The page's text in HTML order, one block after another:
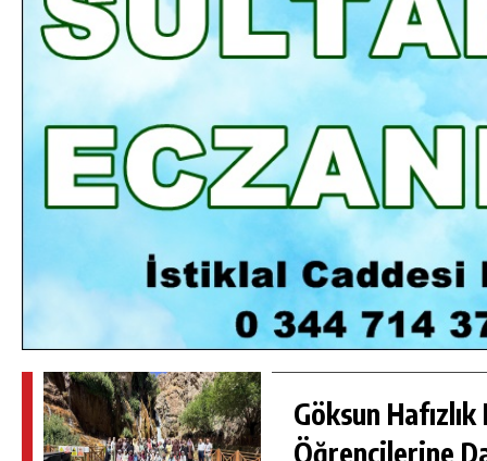
Göksun Hafızlık
Öğrencilerine
GÜNLÜK HABER AKIŞI
GÖKSUN HAFIZLIK KIZ KUR’AN KURSU
ÖĞRENCILERINE DARENDE GEZISI.